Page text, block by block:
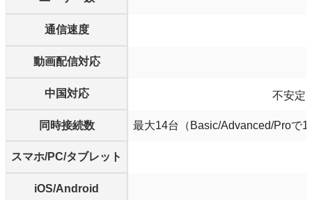
通信速度
動画配信対応
中国対応 不安定
同時接続数 最大14台（Basic/Advanced/Proで
スマホ/PC/タブレット
iOS/Android